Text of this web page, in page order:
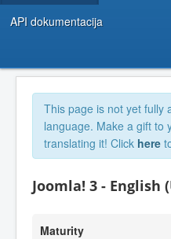
API dokumentacija
This page is not yet fully
language. Make a gift to
translating it! Click here
Joomla! 3 - English
Maturity